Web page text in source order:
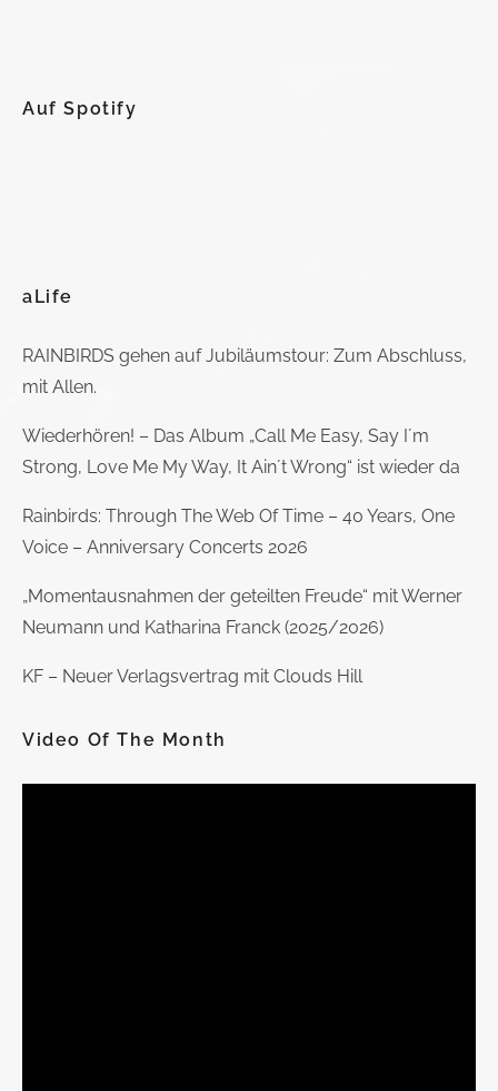
Auf Spotify
aLife
RAINBIRDS gehen auf Jubiläumstour: Zum Abschluss,
mit Allen.
Wiederhören! – Das Album „Call Me Easy, Say I´m
Strong, Love Me My Way, It Ain´t Wrong“ ist wieder da
Rainbirds: Through The Web Of Time – 40 Years, One
Voice – Anniversary Concerts 2026
„Momentausnahmen der geteilten Freude“ mit Werner
Neumann und Katharina Franck (2025/2026)
KF – Neuer Verlagsvertrag mit Clouds Hill
Video Of The Month